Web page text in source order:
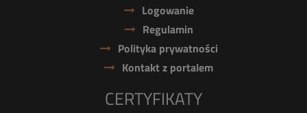
Logowanie
Regulamin
Polityka prywatności
Kontakt z portalem
CERTYFIKATY